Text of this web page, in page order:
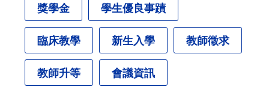
獎學金 學生優良事蹟
臨床教學 新生入學 教師徵求
教師升等 會議資訊